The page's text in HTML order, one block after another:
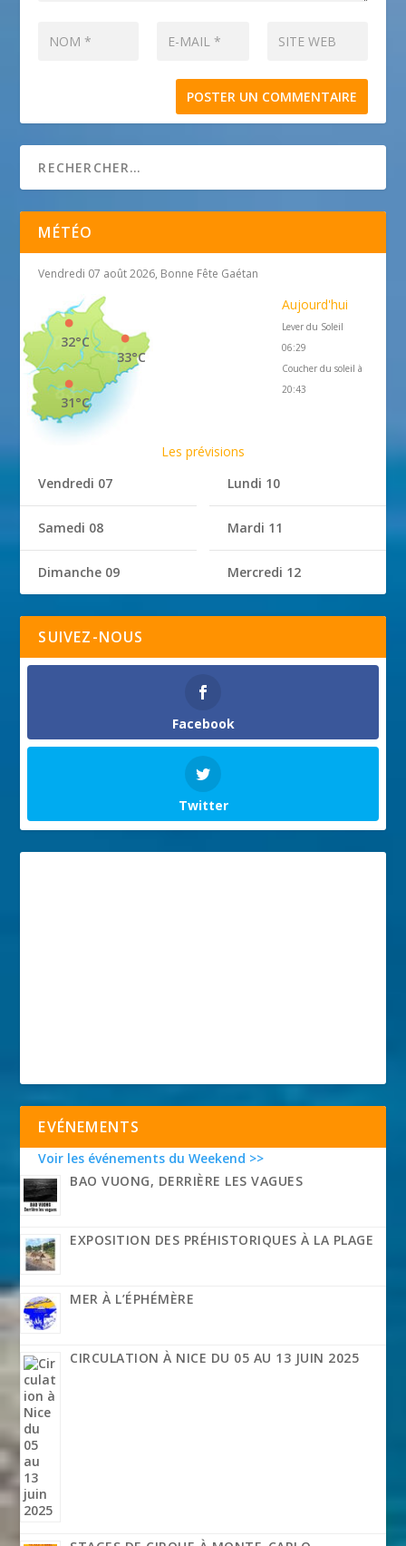
MÉTÉO
Vendredi 07 août 2026, Bonne Fête Gaétan
33°C
32°C
31°C
Aujourd'hui
Lever du Soleil
06:29
Coucher du soleil à
20:43
Les prévisions
Vendredi 07
Samedi 08
Dimanche 09
Lundi 10
Mardi 11
Mercredi 12
SUIVEZ-NOUS
Facebook
Twitter
EVÉNEMENTS
Voir les événements du Weekend >>
BAO VUONG, DERRIÈRE LES VAGUES
EXPOSITION DES PRÉHISTORIQUES À LA PLAGE
MER À L’ÉPHÉMÈRE
CIRCULATION À NICE DU 05 AU 13 JUIN 2025